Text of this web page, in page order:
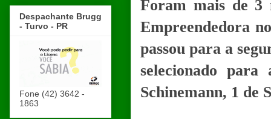
Foram mais de 3
Empreendedora
passou para a
selecionado
Schinemann, 1 de
Despachante Brugg
- Turvo - PR
Fone (42) 3642 -
1863